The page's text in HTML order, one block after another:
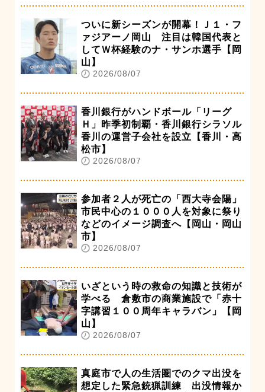
ついに新シーズンが開幕！Ｊ１・フ
ァジアーノ岡山 注目は韓国代表と
してＷ杯経験のナ・サンホ選手【岡
山】
2026/08/07
香川銀行がハンドボール「リーグ
Ｈ」昨季初制覇・香川銀行シラソル
香川の運営子会社を設立【香川・高
松市】
2026/08/07
参加者２人が死亡の「西大寺会陽」
市民中心の１０００人を対象に祭り
などのイメージ調査へ【岡山・岡山
市】
2026/08/07
いざという時の救命の知識と技術が
学べる 倉敷市の商業施設で「赤十
字講習１００周年キャラバン」【岡
山】
2026/08/07
真庭市で人の生活圏でのクマ出没を
想定した緊急銃猟訓練 出没情報か